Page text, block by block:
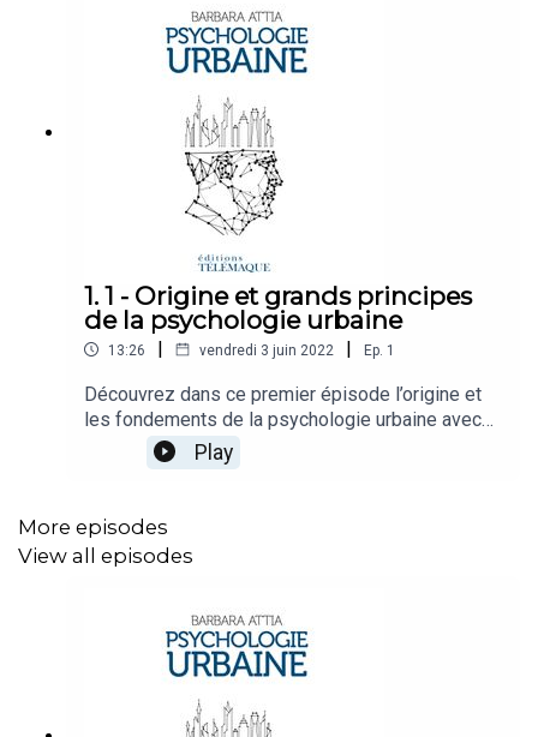
1. 1 - Origine et grands principes
de la psychologie urbaine
13:26 | vendredi 3 juin 2022 | Ep. 1
Découvrez dans ce premier épisode l’origine et
les fondements de la psychologie urbaine avec
Barbara Attia.CréditsInterviewee/auteur : Barbara
AttiaJournaliste interview : Véronique
MagnétiqueIngénieur du son prise : Robin Felici
(Studio Caleson)Ingénieur du son montage et mix
: Charles De CilliaRéalisation: Charles De
nouveau métier, pour le bien-être des citoyens
des villes, Barbara Attia, Éditions Télémaque,
Play
More episodes
View all episodes